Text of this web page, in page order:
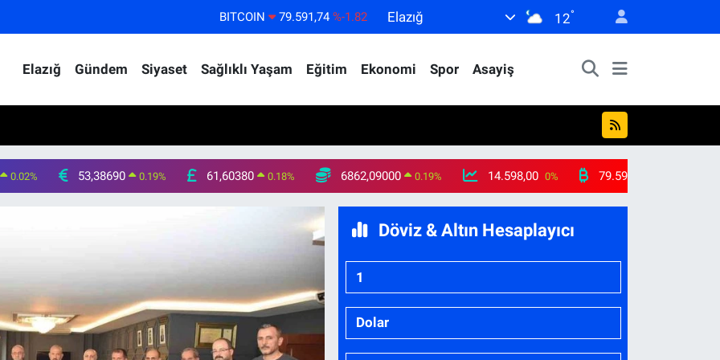
BITCOIN 79.591,74 %-1.82
EURO
53,38690 %0.19
Elazığ 12°
Elazığ Gündem Siyaset Sağlıklı Yaşam Eğitim Ekonomi Spor Asayiş
0.02% 53,38690 0.19% 61,60380 0.18% 6862,09000 0.19% 14.598,00 0% 79.591,74
Döviz & Altın Hesaplayıcı